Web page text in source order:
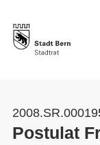
Postulat